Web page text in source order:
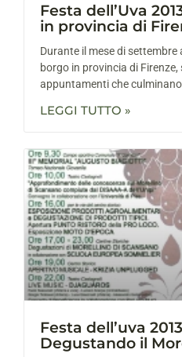
Festa dell’Uva
in provincia di
Durante il mese di
borgo in provincia di
appuntamenti che
LEGGI TUTTO »
Festa dell’uva
Degustando il